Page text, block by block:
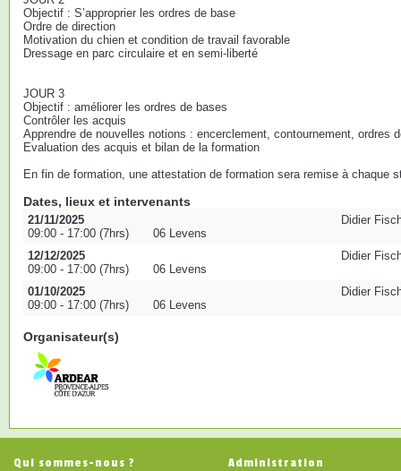
Objectif : S’approprier les ordres de base
Ordre de direction
Motivation du chien et condition de travail favorable
Dressage en parc circulaire et en semi-liberté
JOUR 3
Objectif : améliorer les ordres de bases
Contrôler les acquis
Apprendre de nouvelles notions : encerclement, contournement, ordres
Evaluation des acquis et bilan de la formation
En fin de formation, une attestation de formation sera remise à chaque
Dates, lieux et intervenants
21/11/2025
09:00 - 17:00 (7hrs)
06 Levens
Didier
12/12/2025
09:00 - 17:00 (7hrs)
06 Levens
Didier
01/10/2025
09:00 - 17:00 (7hrs)
06 Levens
Didier
Organisateur(s)
Qui sommes-nous ?
Administration